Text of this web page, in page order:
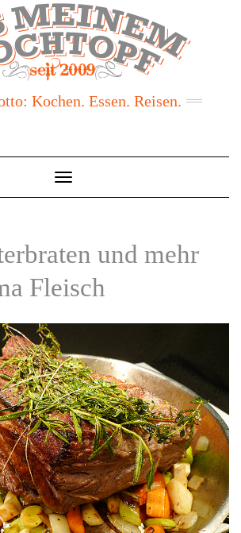
Kochen. Essen. Reisen.
Toggle
Navigation
und mehr
Fleisch